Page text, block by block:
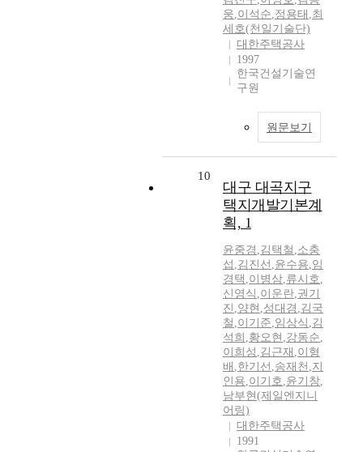
웅,이석순,정용태 ,최
세호(천일기술단)
대한주택공사
1997
한국건설기술연
구원
원문보기
10
대구 대곡지구
택지개발기본계
획, 1
윤중경 ,김택철 ,소충
섭 ,김진선 ,윤수용,임
경택 ,이병삼,류시호,
신영식 ,이운란,권기
진 ,양현 ,성대경 ,김국
철 ,이기준,임상식 ,김
석희 ,황오현 ,강동순,
이희성 ,김근재 ,이형
배 ,한기선 ,송재천 ,지
인용,이기호,윤기창,
남부현(제일엔지니
어링)
대한주택공사
1991